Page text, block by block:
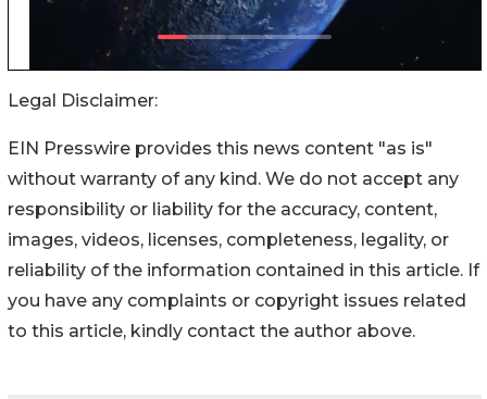
Legal Disclaimer:
EIN Presswire provides this news content "as is"
without warranty of any kind. We do not accept any
responsibility or liability for the accuracy, content,
images, videos, licenses, completeness, legality, or
reliability of the information contained in this article. If
you have any complaints or copyright issues related
to this article, kindly contact the author above.